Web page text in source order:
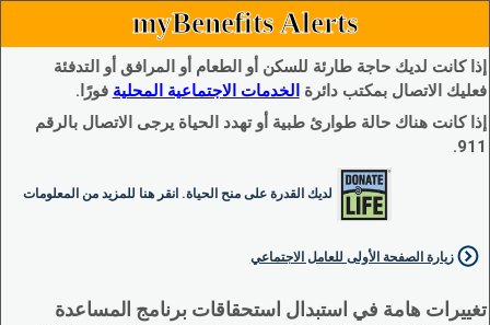
myBenefits Alerts
إذا كانت لديك حاجة طارئة للسكن أو الطعام أو المرافق أو التدفئة
فعليك الاتصال بمكتب دائرة الخدمات الاجتماعية المحلية فورًا.
إذا كانت هناك حالة طوارئ طبية أو تهدد الحياة يرجى الاتصال بالرقم
911.
لديك القدرة على منح الحياة. انقر هنا للمزيد من المعلومات
زيارة الصفحة الأولى للعامل الاجتماعي
تغييرات هامة في استبدال استحقاقات برنامج المساعدة